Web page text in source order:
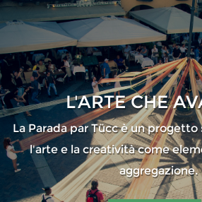
L'ARTE CHE
La Parada par Tücc è un
l'arte e la creatività come
aggregazione.